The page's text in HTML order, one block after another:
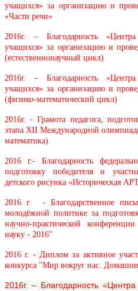
учащихся» за организацию и
«Части речи»
2016г. – Благодарность
учащихся» за организацию и
(естественнонаучный цикл)
2016г. – Благодарность
учащихся» за организацию и
(физико-математический цикл)
2016г. - Грамота педагога,
этапа ХII Международной
математика)
2016 г.- Благодарность
подготовку победителя и
детского рисунка «Историческая
2016 г. - Благодарственное
молодёжной политике за
научно-практической
науку - 2016"
2016 г. - Диплом за активное
конкурса "Мир вокруг нас.
2016г. – Благодарность